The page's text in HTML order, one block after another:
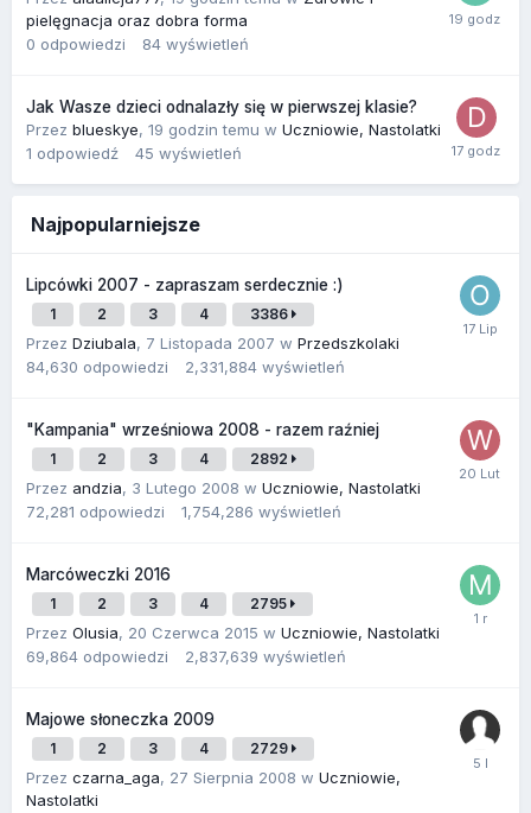
pielęgnacja oraz dobra forma
0 odpowiedzi 84 wyświetleń
Jak Wasze dzieci odnalazły się w pierwszej klasie?
Przez blueskye, 19 godzin temu w Uczniowie, Nastolatki
1 odpowiedź 45 wyświetleń
Najpopularniejsze
Lipcówki 2007 - zapraszam serdecznie :)
1 2 3 4 3386
Przez Dziubala, 7 Listopada 2007 w Przedszkolaki
84,630 odpowiedzi 2,331,884 wyświetleń
"Kampania" wrześniowa 2008 - razem raźniej
1 2 3 4 2892
Przez andzia, 3 Lutego 2008 w Uczniowie, Nastolatki
72,281 odpowiedzi 1,754,286 wyświetleń
Marcóweczki 2016
1 2 3 4 2795
Przez Olusia, 20 Czerwca 2015 w Uczniowie, Nastolatki
69,864 odpowiedzi 2,837,639 wyświetleń
Majowe słoneczka 2009
1 2 3 4 2729
Przez czarna_aga, 27 Sierpnia 2008 w Uczniowie,
Nastolatki